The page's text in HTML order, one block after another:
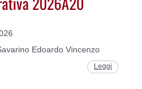
Edoardo Vincenzo
Leggi